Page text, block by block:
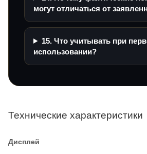
могут отличаться от
15. Что учитывать при
использовании?
Технические характеристики
Дисплей